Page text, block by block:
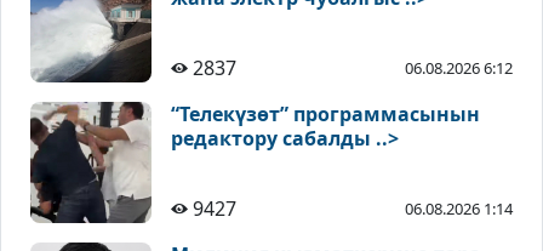
2837 06.08.2026 6:12
“Телекүзөт” программасынын
редактору сабалды ..>
9427 06.08.2026 1:14